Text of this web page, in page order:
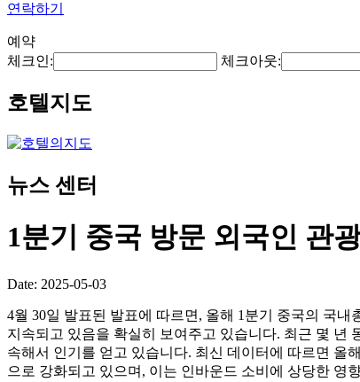
연락하기
예약
체크인:
체크아웃:
호텔지도
뉴스 센터
1분기 중국 방문 외국인 관
Date: 2025-05-03
4월 30일 발표된 발표에 따르면, 올해 1분기 중국의 국
지속되고 있음을 확실히 보여주고 있습니다. 최근 몇 년
속해서 인기를 얻고 있습니다. 최신 데이터에 따르면 올
으로 강화되고 있으며, 이는 인바운드 소비에 상당한 영